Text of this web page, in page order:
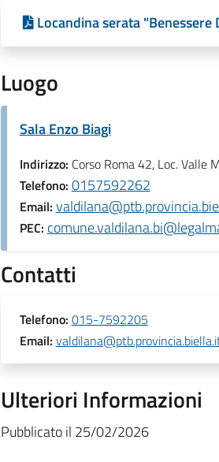
Locandina serata
Luogo
Sala Enzo Biagi
Indirizzo: Corso Roma 42, Loc. Valle
Telefono: 0157592262
Email:
PEC:
Contatti
Telefono: 015-7592205
Email:
Ulteriori Informazioni
Pubblicato il 25/02/2026